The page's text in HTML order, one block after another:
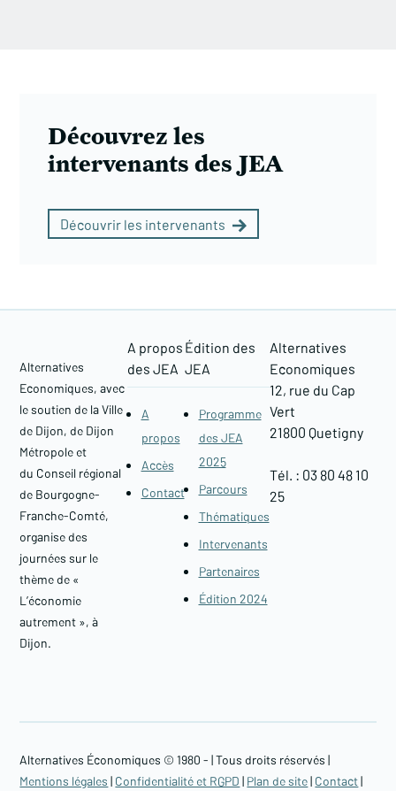
Découvrez les
intervenants des JEA
Découvrir les intervenants
Alternatives
Economiques, avec
le soutien de la Ville
de Dijon, de Dijon
Métropole et
du Conseil régional
de Bourgogne-
Franche-Comté,
organise des
journées sur le
thème de «
L’économie
autrement », à
Dijon.
A propos
des JEA
A
propos
Accès
Contact
Édition des
JEA
Programme
des JEA
2025
Parcours
Thématiques
Intervenants
Partenaires
Édition 2024
Alternatives
Economiques
12, rue du Cap
Vert
21800 Quetigny​
Tél. : 03 80 48 10
25
Alternatives Économiques © 1980 -| Tous droits réservés |
Mentions légales | Confidentialité et RGPD | Plan de site| Contact|